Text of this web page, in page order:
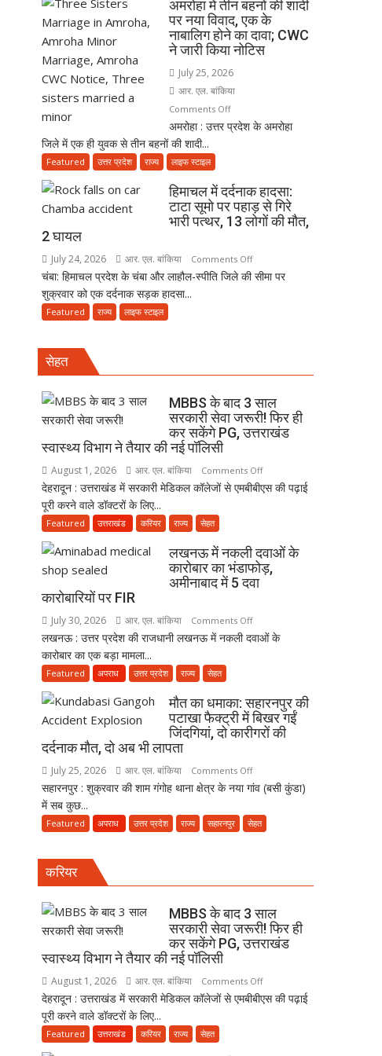
की
परंपरा
पुलिस
बनकर
रेड,
गिरफ्तार
अमरोहा में तीन बहनों की शादी
पर नया विवाद, एक के
नाबालिग होने का दावा; CWC
ने जारी किया नोटिस
July 25, 2026
आर. एल. बांकिया
Comments Offon
अमरोहा
की
शादी
पर
विवाद,
एक
ने
जारी
किया
अमरोहा : उत्तर प्रदेश के अमरोहा
जिले में एक ही युवक से तीन बहनों की शादी...
Featured उत्तर प्रदेश राज्य लाइफ स्टाइल
हिमाचल में दर्दनाक हादसा:
टाटा सूमो पर पहाड़ से गिरे
भारी पत्थर, 13 लोगों की मौत,
2 घायल
July 24, 2026 आर. एल. बांकिया Comments Offon
हिमाचल
पर
पहाड़
से
गिरे
पत्थर,
13
2
घायल
चंबा: हिमाचल प्रदेश के चंबा और लाहौल-स्पीति जिले की सीमा पर
शुक्रवार को एक दर्दनाक सड़क हादसा...
Featured राज्य लाइफ स्टाइल
सेहत
MBBS के बाद 3 साल
सरकारी सेवा जरूरी! फिर ही
कर सकेंगे PG, उत्तराखंड
स्वास्थ्य विभाग ने तैयार की नई पॉलिसी
August 1, 2026 आर. एल. बांकिया Comments Offon
MBBS
साल
सरकारी
ही
उत्तराखंड
स्वास्थ्य
की
नई
पॉलिसी
देहरादून : उत्तराखंड में सरकारी मेडिकल कॉलेजों से एमबीबीएस की पढ़ाई
पूरी करने वाले डॉक्टरों के लिए...
Featured उत्तराखंड करियर राज्य सेहत
लखनऊ में नकली दवाओं के
कारोबार का भंडाफोड़,
अमीनाबाद में 5 दवा
कारोबारियों पर FIR
July 30, 2026 आर. एल. बांकिया Comments Offon
लखनऊ
के
कारोबार
का
में
दवा
लखनऊ : उत्तर प्रदेश की राजधानी लखनऊ में नकली दवाओं के
कारोबार का एक बड़ा मामला...
Featured अपराध उत्तर प्रदेश राज्य सेहत
मौत का धमाका: सहारनपुर की
पटाखा फैक्ट्री में बिखर गईं
जिंदगियां, दो कारीगरों की
दर्दनाक मौत, दो अब भी लापता
July 25, 2026 आर. एल. बांकिया Comments Offon
मौत
धमाका:
फैक्ट्री
में
बिखर
गईं
दो
कारीगरों
सहारनपुर : शुक्रवार की शाम गंगोह थाना क्षेत्र के नया गांव (बसी कुंडा)
में सब कुछ...
Featured अपराध उत्तर प्रदेश राज्य सहारनपुर सेहत
करियर
MBBS के बाद 3 साल
सरकारी सेवा जरूरी! फिर ही
कर सकेंगे PG, उत्तराखंड
स्वास्थ्य विभाग ने तैयार की नई पॉलिसी
August 1, 2026 आर. एल. बांकिया Comments Offon
MBBS
देहरादून : उत्तराखंड में सरकारी मेडिकल कॉलेजों से एमबीबीएस की पढ़ाई
पूरी करने वाले डॉक्टरों के लिए...
Featured उत्तराखंड करियर राज्य सेहत